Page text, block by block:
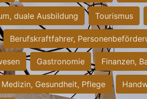
duale Ausbildung Tourismus
Berufskraftfahrer,
Gastronomie Finanzen,
Medizin, Gesundheit, Pflege